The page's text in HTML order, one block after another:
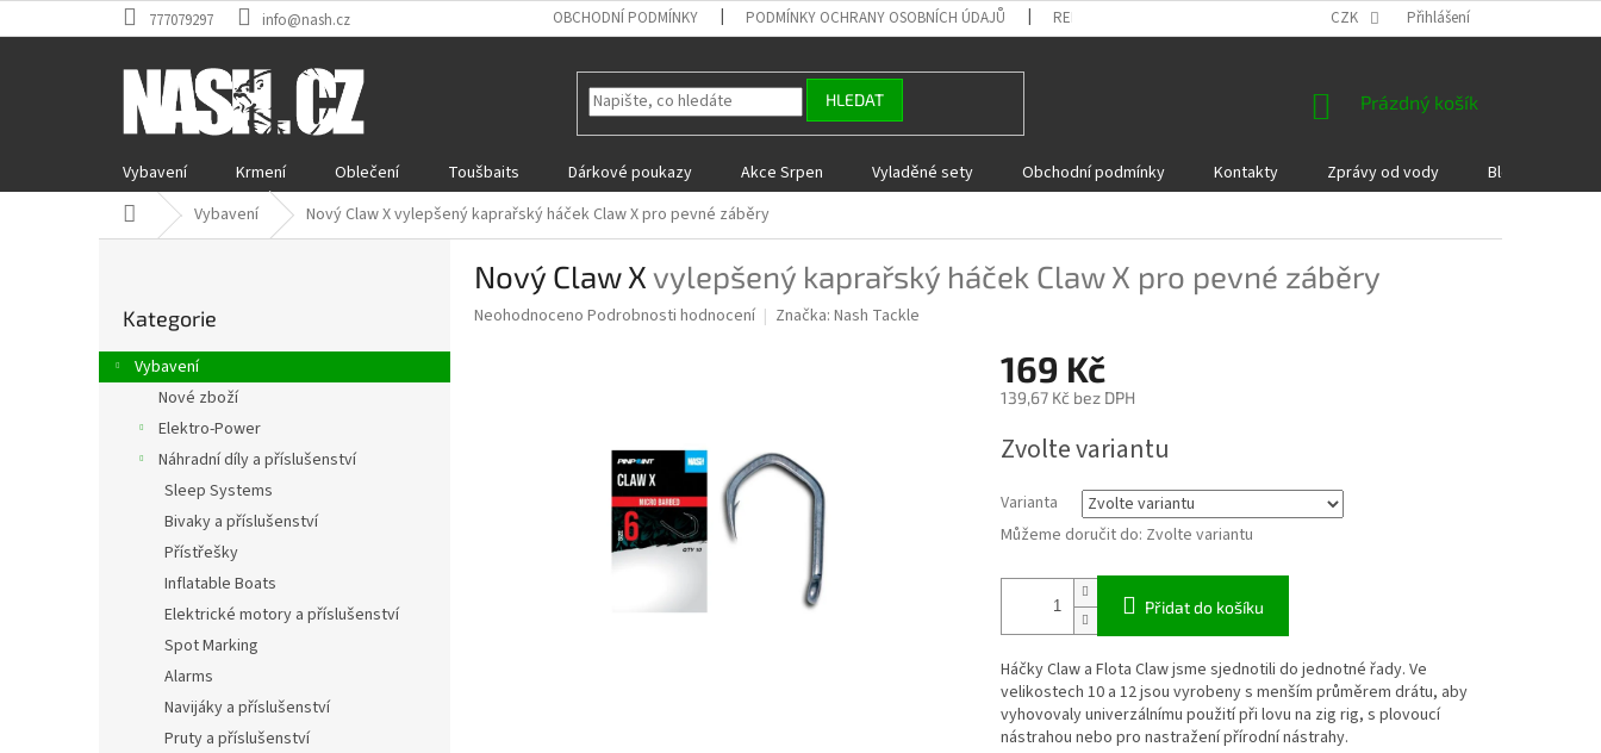
na
777079297 info@nash.cz OBCHODNÍ PODMÍNKY PODMÍNKY OCHRANY OSOBNÍCH ÚDAJŮ REKLAMACE A VRÁCENÍ ZBOŽÍ DÁRKOVÉ POUKAZY
CZK Přihlášení
HLEDAT
NÁKUPNÍ
Prázdný košík
Vybavení Krmení Oblečení Toušbaits Dárkové poukazy Akce Srpen Vyladěné sety Obchodní podmínky Kontakty Zprávy od vody Blog
Domů Vybavení Nový Claw Xvylepšený kaprařský háček Claw X pro pevné záběry
r
a
kategorie
Kategorie
Vybavení
Nové zboží
Elektro-Power
Náhradní díly a příslušenství
Sleep Systems
Bivaky a příslušenství
Přístřešky
Inflatable Boats
Elektrické motory a příslušenství
Spot Marking
Alarms
Navijáky a příslušenství
Pruty a příslušenství
Nový Claw Xvylepšený kaprařský háček Claw X pro pevné záběry
Průměrné
Neohodnoceno Podrobnosti hodnocení Značka: Nash Tackle
169 Kč
139,67 Kč bez DPH
cena:
Zvolte variantu
Varianta
Můžeme doručit do: Zvolte variantu
Přidat do košíku
Háčky Claw a Flota Claw jsme sjednotili do jednotné řady. Ve
velikostech 10 a 12 jsou vyrobeny s menším průměrem drátu, aby
vyhovovaly univerzálnímu použití při lovu na zig rig, s plovoucí
nástrahou nebo pro nastražení přírodní nástrahy.